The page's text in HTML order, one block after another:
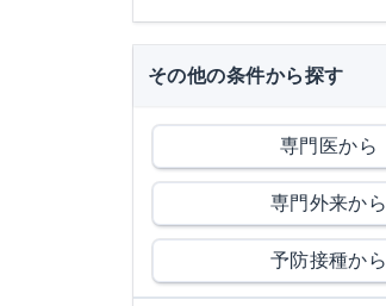
その他の条件から探す
専門医から
専門外来から
予防接種から